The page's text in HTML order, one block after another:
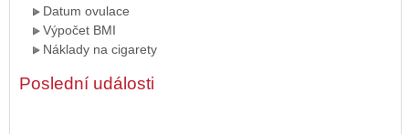
Datum ovulace
Výpočet BMI
Náklady na cigarety
Poslední události